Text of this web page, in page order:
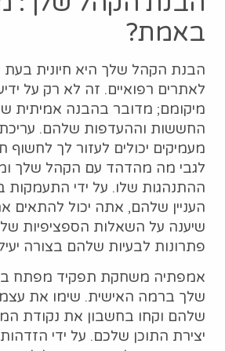
באמת?
הבנת הקהל שלך היא חיונית בעת
לאתרים רפואיים. זה לא רק על
מיקומם; מדובר בהבנה אמיתית
החששות וההעדפות שלהם. עריכת
מעמיקים יכולים לעזור לך לחשוף
לגבי מה מהדהד עם הקהל שלך
ההתנהגות שלו. על ידי התעמקות
העניין שלהם, אתה יכול להתאים
שיענה על השאלות הספציפיות
פתרונות לבעיות שלהם בצורה
אמפתיה משחקת תפקיד מפתח
שלך ברמה האישית. שימו את
שלהם וקחו בחשבון את נקודת
יצירת התוכן שלכם. על ידי